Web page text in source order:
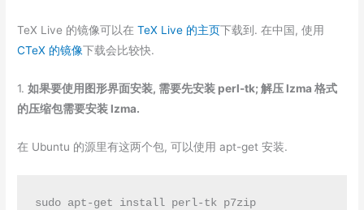
TeX Live 的镜像可以在TeX Live 的主页下载到. 在中国, 使用
CTeX 的镜像下载会比较快.
1.如果要使用图形界面安装, 需要先安装 perl-tk; 解压 lzma 格式
的压缩包需要安装 lzma.
在 Ubuntu 的源里有这两个包, 可以使用 apt-get 安装.
sudo apt-get install perl-tk p7zip